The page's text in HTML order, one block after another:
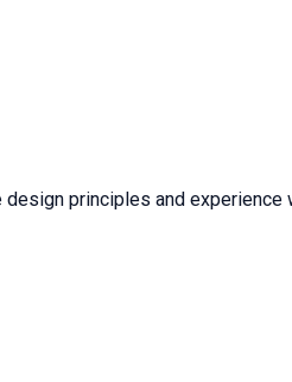
principles and